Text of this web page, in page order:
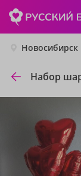
Новосибирск
Набор